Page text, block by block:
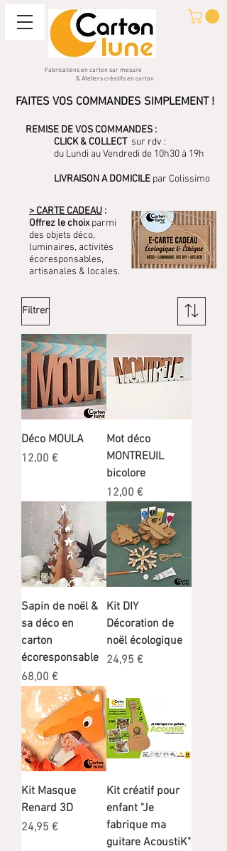
Fabrications en carton sur mesure
& Ateliers créatifs en carton
FAITES VOS COMMANDES SIMPLEMENT !
REMISE DE VOS COMMANDES :
CLICK & COLLECTsur rdv :
du Lundi au Vendredi de 10h30 à 19h
LIVRAISON A DOMICILE par Colissimo
> CARTE CADEAU :
Offrez le choixparmi
des objets déco,
luminaires, activités
écoresponsables,
artisanales & locales.
Filtrer
Déco MOULA
Prix
12,00 €
Mot déco
MONTREUIL
bicolore
Prix
12,00 €
Sapin de noël &
sa déco en
carton
écoresponsable
Prix
68,00 €
Kit DIY
Décoration de
noël écologique
Prix
24,95 €
Kit Masque
Renard 3D
Prix
24,95 €
Kit créatif pour
enfant "Je
fabrique ma
guitare AcoustiK"